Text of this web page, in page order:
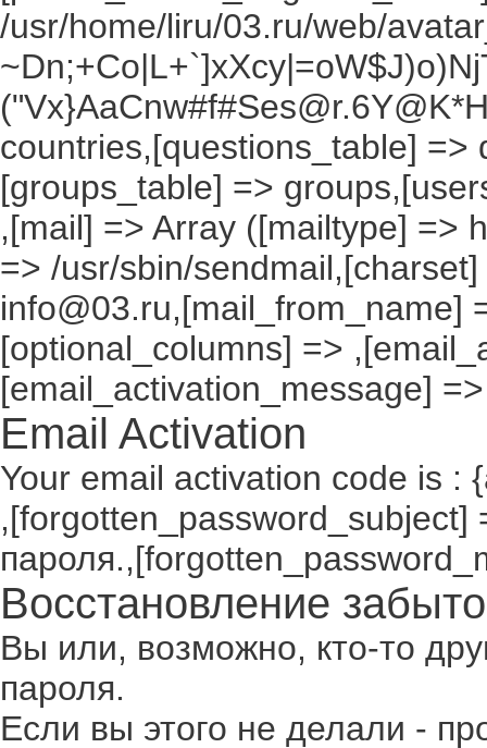
/usr/home/liru/03.ru/web/
countries,[questions_table]
[groups_table] =>
,[mail] => Array ([mailtype] =>
=> /usr/sbin/
info@03.ru,[mail_from_name]
[optional_columns] =>
[email_activation_message] =>
Email Activation
Your email activation code is :
,[forgotten_password_subject]
Восстановление
Вы или, возможно, кто-то
пароля.
Если вы этого не делали -